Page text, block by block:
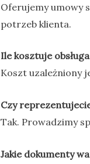
Oferujemy umowy
potrzeb klienta.
Ile kosztuje
Koszt uzależniony
Czy
Tak. Prowadzimy
Jakie dokumenty